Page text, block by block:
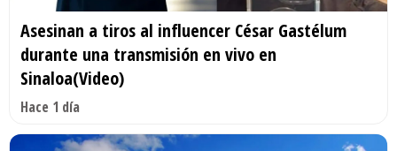
Asesinan a tiros al influencer César Gastélum
durante una transmisión en vivo en
Sinaloa(Video)
Hace 1 día